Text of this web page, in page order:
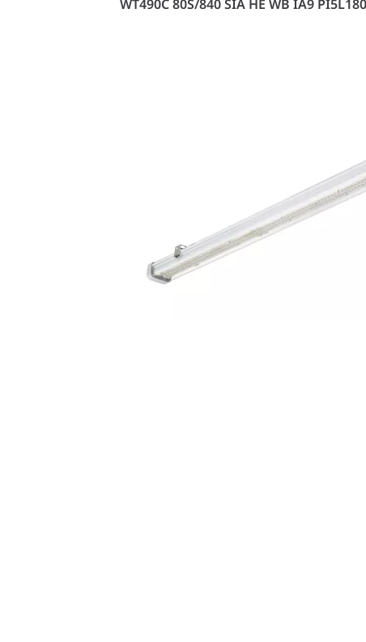
WT490C 80S/840 SIA HE WB IA9